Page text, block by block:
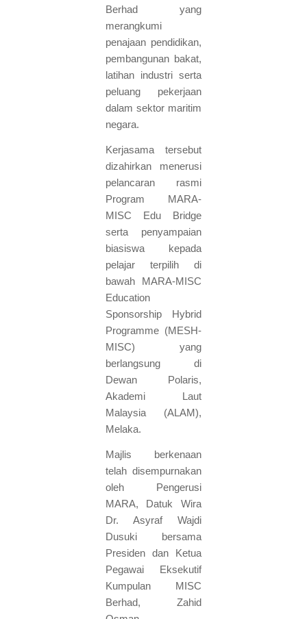
Berhad yang
merangkumi
penajaan pendidikan,
pembangunan bakat,
latihan industri serta
peluang pekerjaan
dalam sektor maritim
negara.
Kerjasama tersebut
dizahirkan menerusi
pelancaran rasmi
Program MARA-
MISC Edu Bridge
serta penyampaian
biasiswa kepada
pelajar terpilih di
bawah MARA-MISC
Education
Sponsorship Hybrid
Programme (MESH-
MISC) yang
berlangsung di
Dewan Polaris,
Akademi Laut
Malaysia (ALAM),
Melaka.
Majlis berkenaan
telah disempurnakan
oleh Pengerusi
MARA, Datuk Wira
Dr. Asyraf Wajdi
Dusuki bersama
Presiden dan Ketua
Pegawai Eksekutif
Kumpulan MISC
Berhad, Zahid